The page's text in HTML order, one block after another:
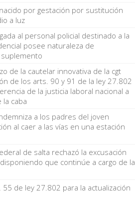
por gestación por sustitución
a luz
al personal policial destinado a la
posee naturaleza de
de la cautelar innovativa de la cgt
de los arts. 90 y 91 de la ley 27.802
de la justicia laboral nacional a
la caba
a los padres del joven
al caer a las vías en una estación
de salta rechazó la excusación
que continúe a cargo de la
55 de ley 27.802 para la actualización